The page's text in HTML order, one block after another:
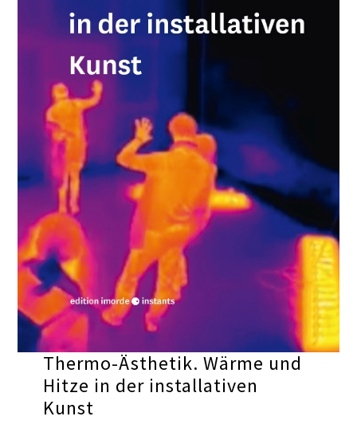
Thermo-Ästhetik. Wärme und
Hitze in der installativen
Kunst